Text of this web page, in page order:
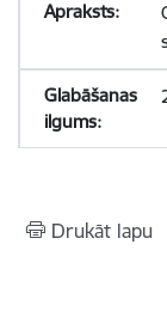
Drukāt lapu